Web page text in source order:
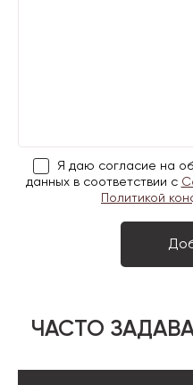
Я даю согласие на
данных в соответствии с
Политикой
ЧАСТО